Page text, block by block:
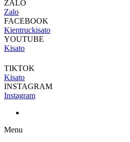
ZALO
Zalo
FACEBOOK
Kientruckisato
YOUTUBE
Kisato
TIKTOK
Kisato
INSTAGRAM
Instagram
Menu